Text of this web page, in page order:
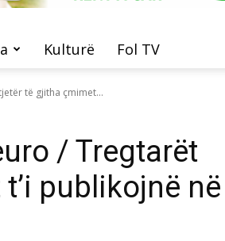
Kulturë Fol TV
të gjitha çmimet...
/ Tregtarët
publikojnë në